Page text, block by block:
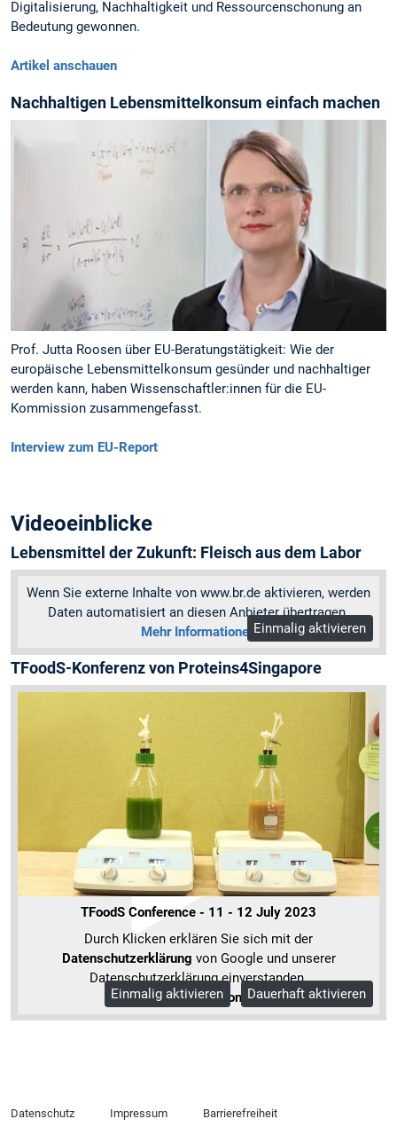
Digitalisierung, Nachhaltigkeit und Ressourcenschonung an
Bedeutung gewonnen.
Artikel anschauen
Nachhaltigen Lebensmittelkonsum einfach machen
Prof. Jutta Roosen über EU-Beratungstätigkeit: Wie der
europäische Lebensmittelkonsum gesünder und nachhaltiger
werden kann, haben Wissenschaftler:innen für die EU-
Kommission zusammengefasst.
Interview zum EU-Report
Videoeinblicke
Lebensmittel der Zukunft: Fleisch aus dem Labor
Wenn Sie externe Inhalte von www.br.de aktivieren, werden
Daten automatisiert an diesen Anbieter übertragen.
Mehr InformationenEinmalig aktivieren
TFoodS-Konferenz von Proteins4Singapore
TFoodS Conference - 11 - 12 July 2023
Durch Klicken erklären Sie sich mit der
Datenschutzerklärung von Google und unserer
Datenschutzerklärung einverstanden.
Mehr Informationen
Einmalig aktivieren Dauerhaft aktivieren
Datenschutz Impressum Barrierefreiheit